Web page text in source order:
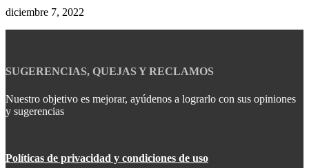
diciembre 7, 2022
SUGERENCIAS, QUEJAS Y RECLAMOS
Nuestro objetivo es mejorar, ayúdenos a lograrlo con sus opiniones
y sugerencias
Políticas de privacidad y condiciones de uso